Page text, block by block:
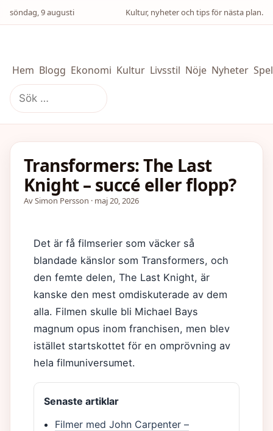
söndag, 9 augusti Kultur, nyheter och tips för nästa plan.
Hem Blogg Ekonomi Kultur Livsstil Nöje Nyheter Spel
Sök
efter:
Transformers: The Last
Knight – succé eller flopp?
Av Simon Persson · maj 20, 2026
Det är få filmserier som väcker så
blandade känslor som Transformers, och
den femte delen, The Last Knight, är
kanske den mest omdiskuterade av dem
alla. Filmen skulle bli Michael Bays
magnum opus inom franchisen, men blev
istället startskottet för en omprövning av
hela filmuniversumet.
Senaste artiklar
Filmer med John Carpenter –